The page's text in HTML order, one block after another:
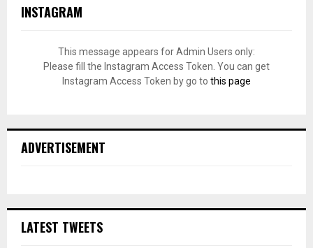
INSTAGRAM
This message appears for Admin Users only:
Please fill the Instagram Access Token. You can get
Instagram Access Token by go to this page
ADVERTISEMENT
LATEST TWEETS